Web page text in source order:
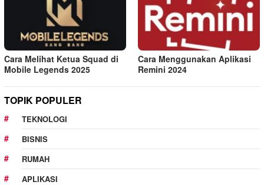
Cara Melihat Ketua Squad di
Mobile Legends 2025
Cara Menggunakan Aplikasi
Remini 2024
TOPIK POPULER
TEKNOLOGI
BISNIS
RUMAH
APLIKASI